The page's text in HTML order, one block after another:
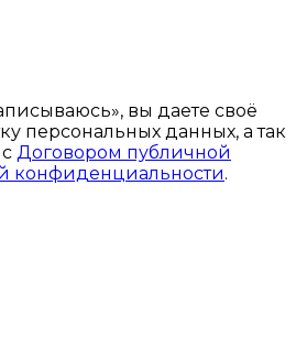
вы даете своё
персональных данных, а так
Договором публичной
конфиденциальности.